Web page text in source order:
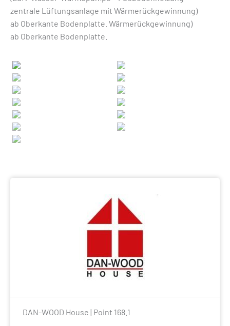
DAN-WOOD House | Point 168.1
zentrale Lüftungsanlage mit Wärmerückgewinnung)
ab Oberkante Bodenplatte. Wärmerückgewinnung)
ab Oberkante Bodenplatte.
Previous